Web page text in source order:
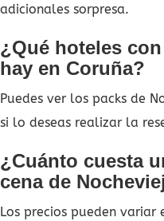
adicionales sorpresa.
¿Qué hoteles
hay en Coruña?
Puedes ver los packs de
si lo deseas realizar la
¿Cuánto cuesta
cena de
Los precios pueden